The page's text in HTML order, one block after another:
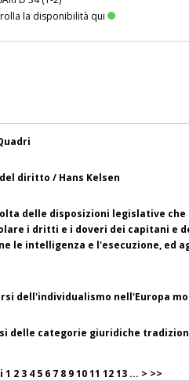
la disponibilità qui
diritto / Hans Kelsen
delle disposizioni legislative
i dritti e i doveri dei capitani e
le intelligenza e l'esecuzione, ed
dell'individualismo nell'Europa
delle categorie giuridiche
1 2 3 4 5 6 7 8 91011 1213 ... > >>